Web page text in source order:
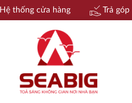
Hệ thống cửa hàng approval_delegation Trả góp